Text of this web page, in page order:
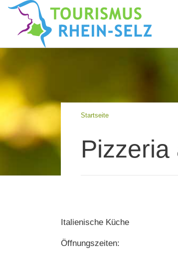
Startseite
Pizzeria
Italienische Küche
Öffnungszeiten: